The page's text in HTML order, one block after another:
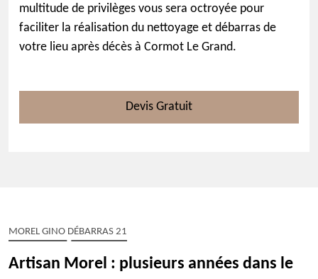
multitude de privilèges vous sera octroyée pour
faciliter la réalisation du nettoyage et débarras de
votre lieu après décès à Cormot Le Grand.
Devis Gratuit
MOREL GINO DÉBARRAS 21
Artisan Morel : plusieurs années dans le